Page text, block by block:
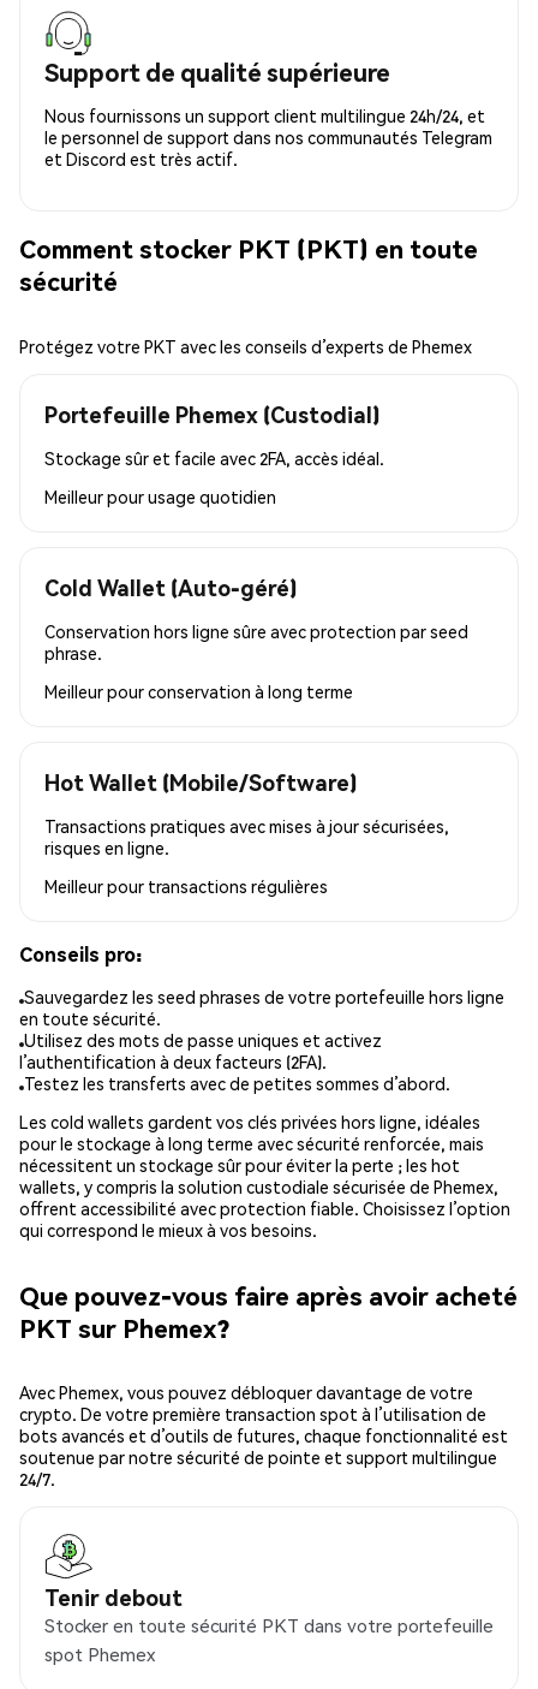
Support de qualité supérieure
Nous fournissons un support client multilingue 24h/24, et
le personnel de support dans nos communautés Telegram
et Discord est très actif.
Comment stocker PKT (PKT) en toute
sécurité
Protégez votre PKT avec les conseils d’experts de Phemex
Portefeuille Phemex (Custodial)
Stockage sûr et facile avec 2FA, accès idéal.
Meilleur pourusage quotidien
Cold Wallet (Auto-géré)
Conservation hors ligne sûre avec protection par seed
phrase.
Meilleur pourconservation à long terme
Hot Wallet (Mobile/Software)
Transactions pratiques avec mises à jour sécurisées,
risques en ligne.
Meilleur pour transactions régulières
Conseils pro:
Sauvegardez les seed phrases de votre portefeuille hors ligne
en toute sécurité.
Utilisez des mots de passe uniques et activez
l’authentification à deux facteurs (2FA).
Testez les transferts avec de petites sommes d’abord.
Les cold wallets gardent vos clés privées hors ligne, idéales
pour le stockage à long terme avec sécurité renforcée, mais
nécessitent un stockage sûr pour éviter la perte ; les hot
wallets, y compris la solution custodiale sécurisée de Phemex,
offrent accessibilité avec protection fiable. Choisissez l’option
qui correspond le mieux à vos besoins.
Que pouvez-vous faire après avoir acheté
PKT sur Phemex?
Avec Phemex, vous pouvez débloquer davantage de votre
crypto. De votre première transaction spot à l’utilisation de
bots avancés et d’outils de futures, chaque fonctionnalité est
soutenue par notre sécurité de pointe et support multilingue
24/7.
Tenir debout
Stocker en toute sécurité PKT dans votre portefeuille
spot Phemex